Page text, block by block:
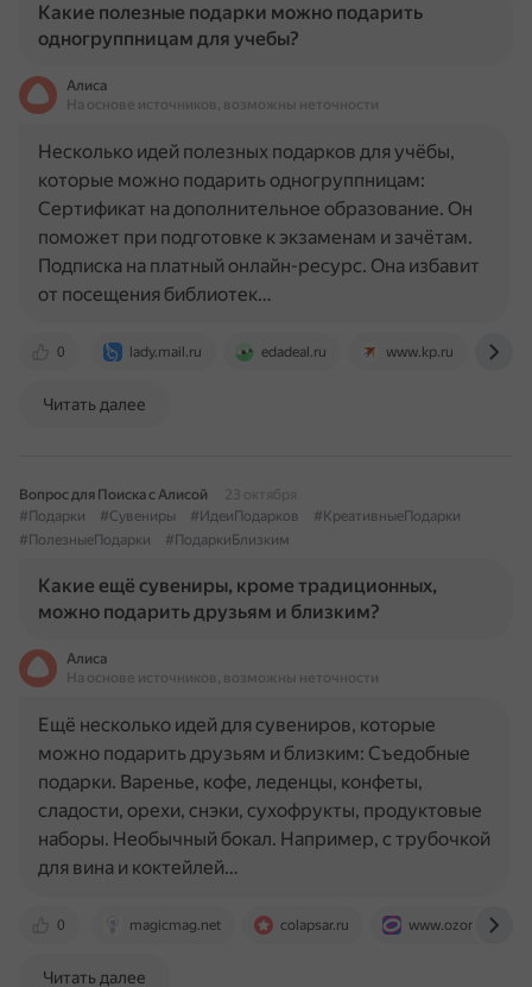
Какие полезные подарки можно подарить
одногруппницам для учебы?
Алиса
На основе источников, возможны неточности
0 lady.mail.ru edadeal.ru www.kp.ru
Несколько идей полезных подарков для учёбы,
которые можно подарить одногруппницам:
Сертификат на дополнительное образование. Он
поможет при подготовке к экзаменам и зачётам.
Подписка на платный онлайн-ресурс. Она избавит
от посещения библиотек…
Читать далее
Вопрос для Поиска с Алисой
23 октября
#Подарки
#Сувениры #ИдеиПодарков
#КреативныеПодарки
#ПолезныеПодарки
#ПодаркиБлизким
Какие ещё сувениры, кроме традиционных,
можно подарить друзьям и близким?
Алиса
На основе источников, возможны неточности
0 magicmag.net colapsar.ru www.ozon.ru
Ещё несколько идей для сувениров, которые
можно подарить друзьям и близким: Съедобные
подарки. Варенье, кофе, леденцы, конфеты,
сладости, орехи, снэки, сухофрукты, продуктовые
наборы. Необычный бокал. Например, с трубочкой
для вина и коктейлей…
Читать далее